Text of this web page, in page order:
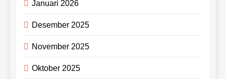
Januari 2026
Desember 2025
November 2025
Oktober 2025